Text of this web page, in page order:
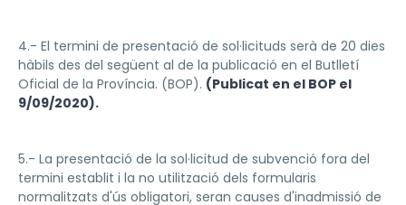
4.- El termini de presentació de sol·licituds serà de 20 dies
hàbils des del següent al de la publicació en el Butlletí
Oficial de la Província. (BOP). (Publicat en el BOP el
9/09/2020).
5.- La presentació de la sol·licitud de subvenció fora del
termini establit i la no utilització dels formularis
normalitzats d'ús obligatori, seran causes d'inadmissió de